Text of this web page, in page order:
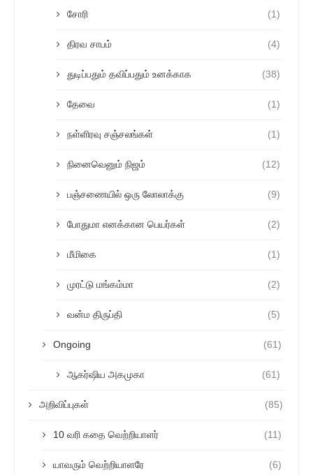
சோரி (1)
திரவ சாபம் (4)
துடிப்பதும் தவிப்பதும் உனக்காக (38)
தேவை (1)
நள்ளிரவு சஞ்சலங்கள் (1)
நினைவெனும் நிஜம் (12)
பஞ்சணையில் ஒரு லோலாக்கு (9)
போதுமா எனக்கான பெயர்கள் (2)
மீமிகை (1)
முரட்டு மங்கம்மா (2)
வன்ம திருப்தி (5)
Ongoing (61)
ஆகர்ஷிய அகமுகா (61)
அறிவிப்புகள் (85)
10 வரி கதை வெற்றியாளர் (11)
யாவரும் வெற்றியாளரே (6)